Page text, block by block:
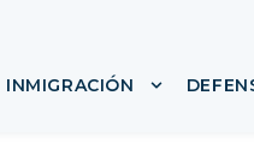
para ACERCA DE
INMIGRACIÓN Mostrar